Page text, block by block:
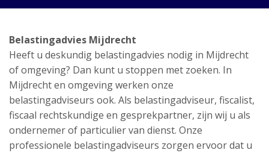
Belastingadvies Mijdrecht
Heeft u deskundig belastingadvies nodig in Mijdrecht
of omgeving? Dan kunt u stoppen met zoeken. In
Mijdrecht en omgeving werken onze
belastingadviseurs ook. Als belastingadviseur, fiscalist,
fiscaal rechtskundige en gesprekpartner, zijn wij u als
ondernemer of particulier van dienst. Onze
professionele belastingadviseurs zorgen ervoor dat u